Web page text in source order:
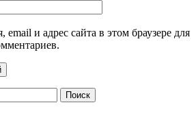
и адрес сайта в этом браузере для